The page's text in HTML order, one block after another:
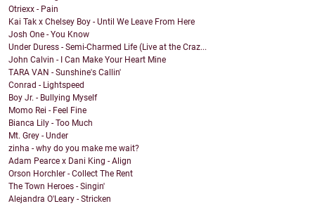
Otriexx - Pain
Kai Tak x Chelsey Boy - Until We Leave From Here
Josh One - You Know
Under Duress - Semi-Charmed Life (Live at the Craz...
John Calvin - I Can Make Your Heart Mine
TARA VAN - Sunshine's Callin'
Conrad - Lightspeed
Boy Jr. - Bullying Myself
Momo Rei - Feel Fine
Bianca Lily - Too Much
Mt. Grey - Under
zinha - why do you make me wait?
Adam Pearce x Dani King - Align
Orson Horchler - Collect The Rent
The Town Heroes - Singin'
Alejandra O'Leary - Stricken